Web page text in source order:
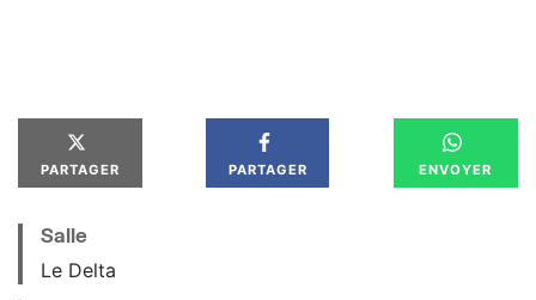
PARTAGER PARTAGER ENVOYER
Salle
Le Delta